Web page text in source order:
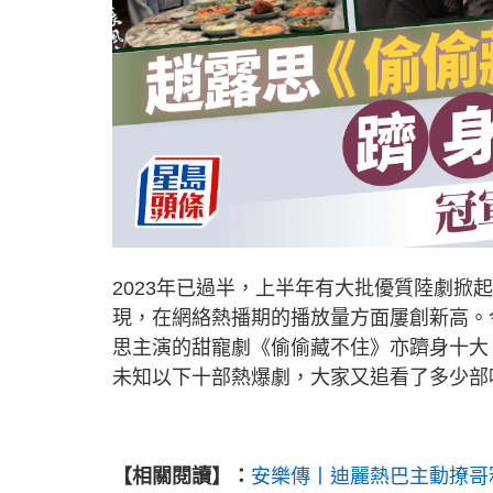
2023年已過半，上半年有大批優質陸劇掀
現，在網絡熱播期的播放量方面屢創新高
思主演的甜寵劇《偷偷藏不住》亦躋身十
未知以下十部熱爆劇，大家又追看了多少部
【相關閱讀】： 安樂傳丨迪麗熱巴主動撩